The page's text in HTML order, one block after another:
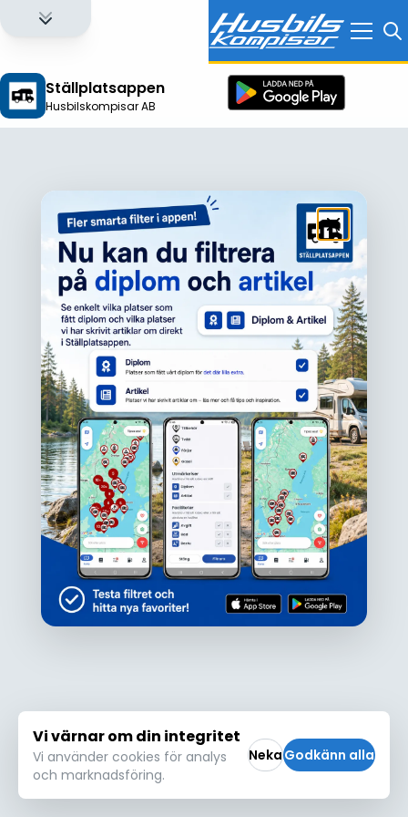
Ställplatsappen
Husbilskompisar AB
Ojdå!
Den här platsen hittades inte eller kunde
inte läsas in korrekt. Vänligen försök igen
Försök igen
Logga in för att få full tillgång till alla funktioner!
Vi värnar om din integritet
Vi använder cookies för analys
och marknadsföring.
NekaGodkänn alla